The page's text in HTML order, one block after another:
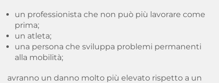
un professionista che non può più lavorare come
prima;
un atleta;
una persona che sviluppa problemi permanenti
alla mobilità;
avranno un danno molto più elevato rispetto a un